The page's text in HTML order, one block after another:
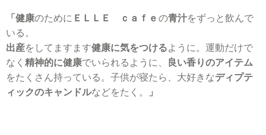
「健康のために ＥＬＬＥ ｃａｆｅ の青汁をずっと飲んで
いる。
出産をしてますます健康に気をつけるように。運動だけで
なく 精神的に健康でいられるように、
良い香りのアイテム
をたくさん持っている。子供が寝たら、大好きなディプテ
ィックのキャンドルなどをたく。 」